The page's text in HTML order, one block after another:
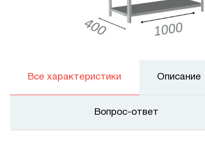
Все характеристики Описание
Вопрос-ответ